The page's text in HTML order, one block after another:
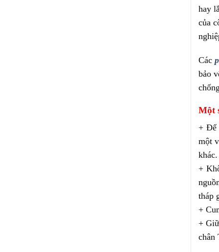
hay
của
Các
bảo
Một
+ Để
một
khác.
+
tháp
+
+
chân